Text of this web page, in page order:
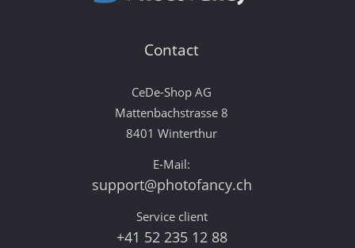
Contact
CeDe-Shop AG
Mattenbachstrasse 8
8401 Winterthur
E-Mail:
support@photofancy.ch
Service client
+41 52 235 12 88